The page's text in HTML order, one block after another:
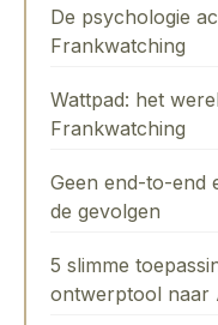
De psychologie
Frankwatching
Wattpad: het
Frankwatching
Geen end-to-end
de gevolgen
5 slimme
ontwerptool naar